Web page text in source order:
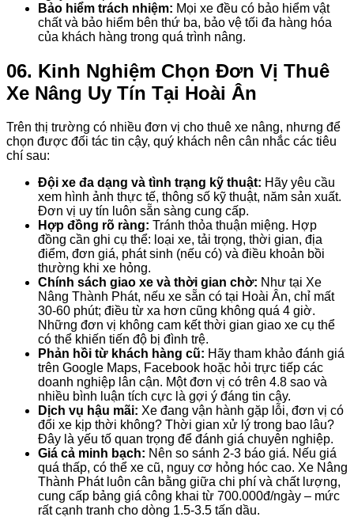
Bảo hiểm trách nhiệm: Mọi xe đều có bảo hiểm vật
chất và bảo hiểm bên thứ ba, bảo vệ tối đa hàng hóa
của khách hàng trong quá trình nâng.
06. Kinh Nghiệm Chọn Đơn Vị Thuê
Xe Nâng Uy Tín Tại Hoài Ân
Trên thị trường có nhiều đơn vị cho thuê xe nâng, nhưng để
chọn được đối tác tin cậy, quý khách nên cân nhắc các tiêu
chí sau:
Đội xe đa dạng và tình trạng kỹ thuật: Hãy yêu cầu
xem hình ảnh thực tế, thông số kỹ thuật, năm sản xuất.
Đơn vị uy tín luôn sẵn sàng cung cấp.
Hợp đồng rõ ràng: Tránh thỏa thuận miệng. Hợp
đồng cần ghi cụ thể: loại xe, tải trọng, thời gian, địa
điểm, đơn giá, phát sinh (nếu có) và điều khoản bồi
thường khi xe hỏng.
Chính sách giao xe và thời gian chờ: Như tại Xe
Nâng Thành Phát, nếu xe sẵn có tại Hoài Ân, chỉ mất
30-60 phút; điều từ xa hơn cũng không quá 4 giờ.
Những đơn vị không cam kết thời gian giao xe cụ thể
có thể khiến tiến độ bị đình trệ.
Phản hồi từ khách hàng cũ: Hãy tham khảo đánh giá
trên Google Maps, Facebook hoặc hỏi trực tiếp các
doanh nghiệp lân cận. Một đơn vị có trên 4.8 sao và
nhiều bình luận tích cực là gợi ý đáng tin cậy.
Dịch vụ hậu mãi: Xe đang vận hành gặp lỗi, đơn vị có
đổi xe kịp thời không? Thời gian xử lý trong bao lâu?
Đây là yếu tố quan trọng để đánh giá chuyên nghiệp.
Giá cả minh bạch: Nên so sánh 2-3 báo giá. Nếu giá
quá thấp, có thể xe cũ, nguy cơ hỏng hóc cao. Xe Nâng
Thành Phát luôn cân bằng giữa chi phí và chất lượng,
cung cấp bảng giá công khai từ 700.000đ/ngày – mức
rất cạnh tranh cho dòng 1.5-3.5 tấn dầu.